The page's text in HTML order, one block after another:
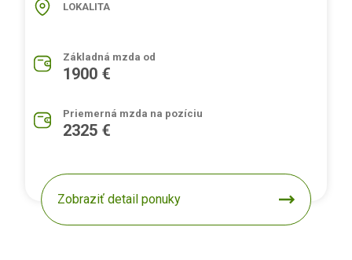
LOKALITA
Základná mzda od
1900 €
Priemerná mzda na pozíciu
2325 €
Zobraziť detail ponuky